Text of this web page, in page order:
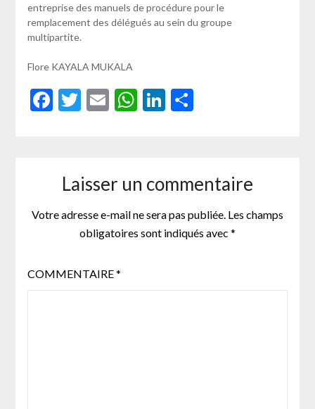
entreprise des manuels de procédure pour le
remplacement des délégués au sein du groupe
multipartite.
Flore KAYALA MUKALA
Facebook
Twitter
EmailWhatsApp
LinkedIn
Partager
Laisser un commentaire
Votre adresse e-mail ne sera pas publiée. Les champs
obligatoires sont indiqués avec *
COMMENTAIRE*